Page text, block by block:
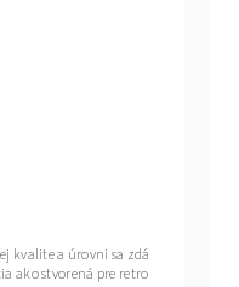
kvalite a úrovni sa zdá
ako stvorená pre retro